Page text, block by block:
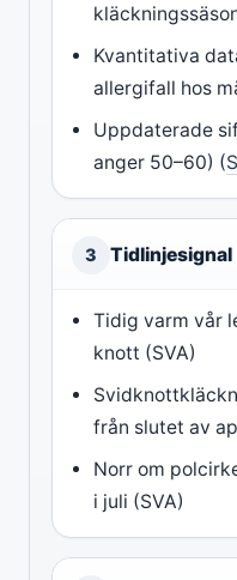
Kvantitativa
allergifall hos
Uppdaterade
anger 50–60) (
3 Tidlinjesignal
Tidig varm vår
knott (SVA)
från slutet av
Norr om
i juli (SVA)